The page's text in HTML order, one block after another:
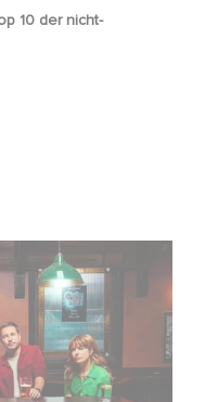
10 der nicht-
Willkommen im